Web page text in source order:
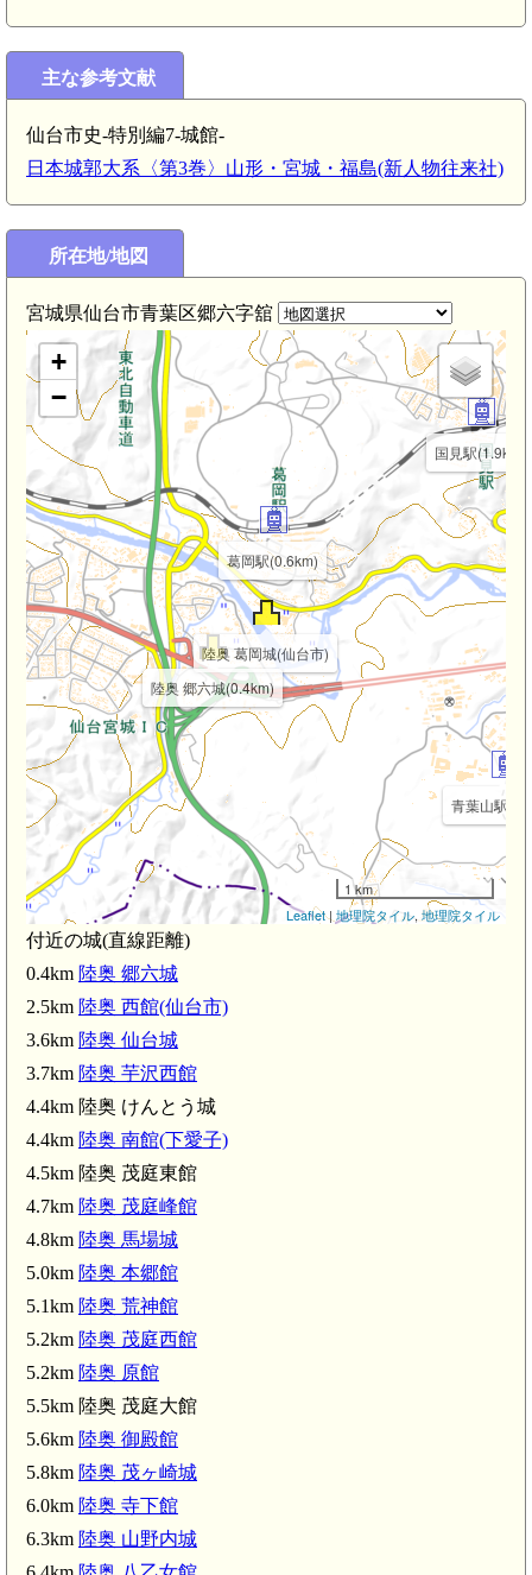
主な参考文献
仙台市史-特別編7-城館-
日本城郭大系〈第3巻〉山形・宮城・福島(新人物往来社)
所在地/地図
宮城県仙台市青葉区郷六字舘
葛岡駅(0.6km)
青葉山駅
国見駅(1.9km)
陸奥 葛岡城(仙台市)
陸奥 郷六城(0.4km)
館(4.5km)
+
−
1 km
Leaflet| 地理院タイル, 地理院タイル
付近の城(直線距離)
0.4km 陸奥 郷六城
2.5km 陸奥 西館(仙台市)
3.6km 陸奥 仙台城
3.7km 陸奥 芋沢西館
4.4km 陸奥 けんとう城
4.4km 陸奥 南館(下愛子)
4.5km 陸奥 茂庭東館
4.7km 陸奥 茂庭峰館
4.8km 陸奥 馬場城
5.0km 陸奥 本郷館
5.1km 陸奥 荒神館
5.2km 陸奥 茂庭西館
5.2km 陸奥 原館
5.5km 陸奥 茂庭大館
5.6km 陸奥 御殿館
5.8km 陸奥 茂ヶ崎城
6.0km 陸奥 寺下館
6.3km 陸奥 山野内城